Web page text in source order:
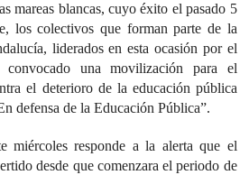
mareas blancas, cuyo éxito el pasado 5
los colectivos que forman parte de la
liderados en esta ocasión por el
una movilización para el
el deterioro de la educación pública
defensa de la Educación Pública”.
miércoles responde a la alerta que el
desde que comenzara el periodo de